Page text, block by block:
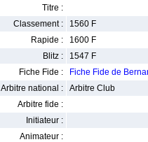
Titre :
Classement :
1560 F
Rapide :
1600 F
Blitz :
1547 F
Fiche Fide :
Fiche Fide de
Arbitre national :
Arbitre Club
Arbitre fide :
Initiateur :
Animateur :